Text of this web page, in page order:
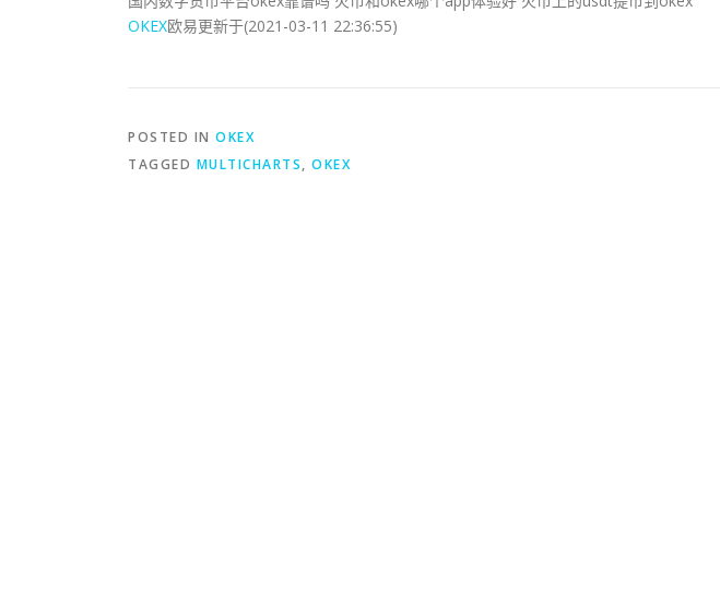
OKEX欧易更新于(2021-03-11 22:36:55)
POSTED IN OKEX
TAGGED MULTICHARTS, OKEX